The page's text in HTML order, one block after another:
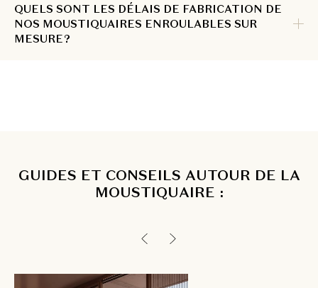
QUELS SONT LES DÉLAIS DE FABRICATION DE
NOS MOUSTIQUAIRES ENROULABLES SUR
MESURE ?
GUIDES ET CONSEILS AUTOUR DE LA
MOUSTIQUAIRE :